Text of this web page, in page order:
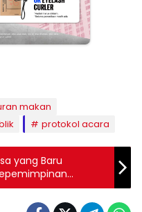
makan
protokol acara
yang Baru